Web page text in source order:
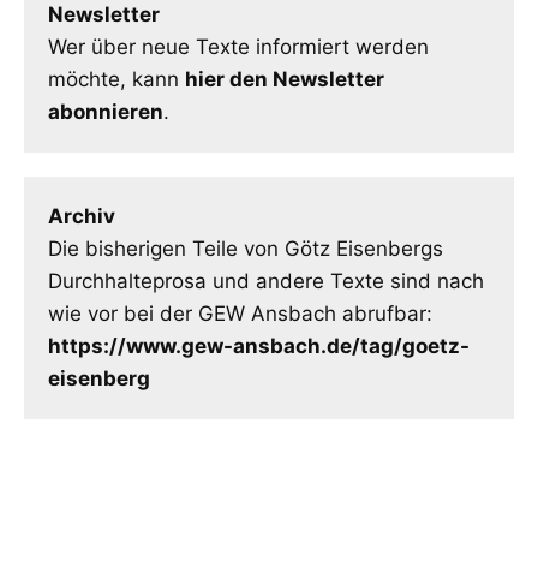
Newsletter
Wer über neue Texte informiert werden
möchte, kann hier den Newsletter
abonnieren.
Archiv
Die bisherigen Teile von Götz Eisenbergs
Durchhalteprosa und andere Texte sind nach
wie vor bei der GEW Ansbach abrufbar:
https://www.gew-ansbach.de/tag/goetz-
eisenberg